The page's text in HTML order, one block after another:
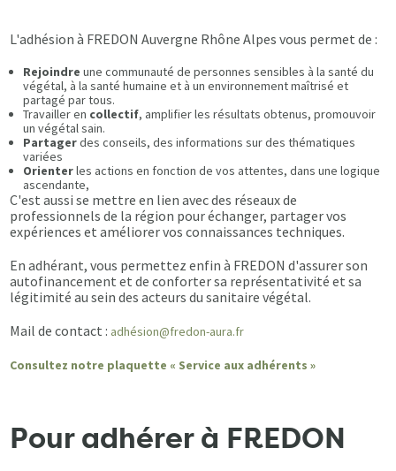
L'adhésion à FREDON Auvergne Rhône Alpes vous permet de :
Rejoindre une communauté de personnes sensibles à la santé du
végétal, à la santé humaine et à un environnement maîtrisé et
partagé par tous.
Travailler en collectif, amplifier les résultats obtenus, promouvoir
un végétal sain.
Partagerdes conseils, des informations sur des thématiques
variées
Orienterles actions en fonction de vos attentes, dans une logique
ascendante,
C'est aussi se mettre en lien avec des réseaux de
professionnels de la région pour échanger, partager vos
expériences et améliorer vos connaissances techniques.
En adhérant, vous permettez enfin à FREDON d'assurer son
autofinancement et de conforter sa représentativité et sa
légitimité au sein des acteurs du sanitaire végétal.
Mail de contact : adhésion@fredon-aura.fr
Consultez notre plaquette « Service aux adhérents »
Pour adhérer à FREDON